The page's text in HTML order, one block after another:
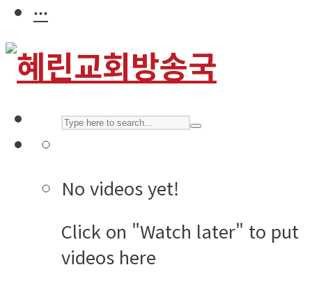
···
No videos yet!
Click on "Watch later" to put
videos here